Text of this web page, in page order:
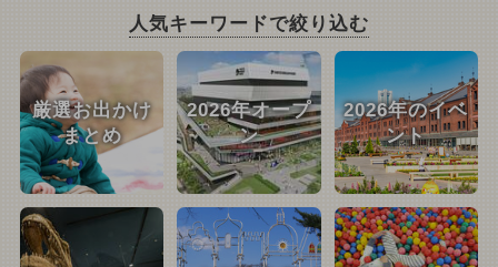
人気キーワードで絞り込む
厳選お出かけ
まとめ
2026年オープ
ン
2026年のイベ
ント